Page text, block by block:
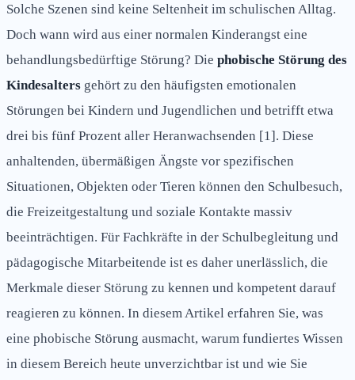
Solche Szenen sind keine Seltenheit im schulischen Alltag.
Doch wann wird aus einer normalen Kinderangst eine
behandlungsbedürftige Störung? Die phobische Störung des
Kindesalters gehört zu den häufigsten emotionalen
Störungen bei Kindern und Jugendlichen und betrifft etwa
drei bis fünf Prozent aller Heranwachsenden [1]. Diese
anhaltenden, übermäßigen Ängste vor spezifischen
Situationen, Objekten oder Tieren können den Schulbesuch,
die Freizeitgestaltung und soziale Kontakte massiv
beeinträchtigen. Für Fachkräfte in der Schulbegleitung und
pädagogische Mitarbeitende ist es daher unerlässlich, die
Merkmale dieser Störung zu kennen und kompetent darauf
reagieren zu können. In diesem Artikel erfahren Sie, was
eine phobische Störung ausmacht, warum fundiertes Wissen
in diesem Bereich heute unverzichtbar ist und wie Sie